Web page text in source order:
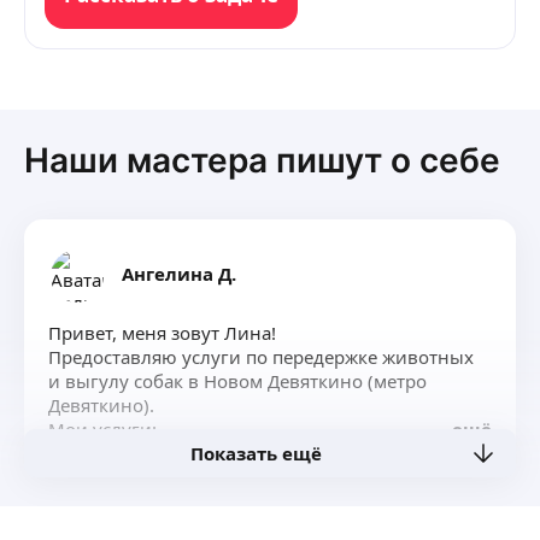
Наши мастера пишут о себе
Ангелина Д.
Привет, меня зовут Лина!
Предоставляю услуги по передержке животных
и выгулу собак в Новом Девяткино (метро
Девяткино).
Мои услуги:
ещё
Показать ещё